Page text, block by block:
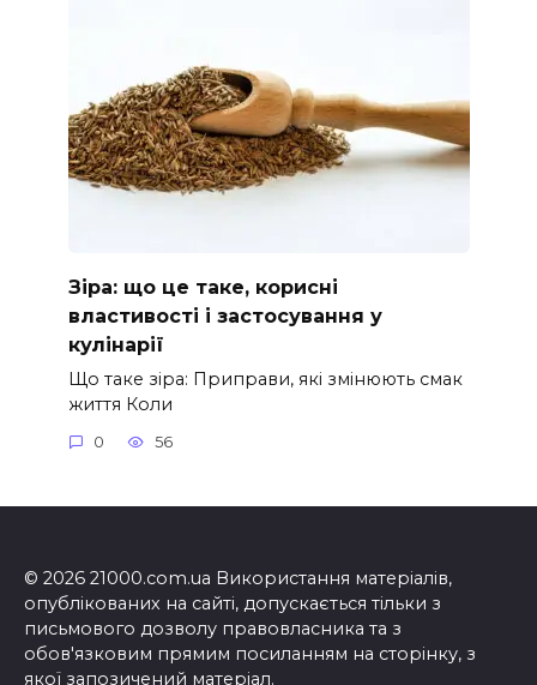
Зіра: що це таке, корисні
властивості і застосування у
кулінарії
Що таке зіра: Приправи, які змінюють смак
життя Коли
0 56
© 2026 21000.com.ua Використання матеріалів,
опублікованих на сайті, допускається тільки з
письмового дозволу правовласника та з
обов'язковим прямим посиланням на сторінку, з
якої запозичений матеріал.